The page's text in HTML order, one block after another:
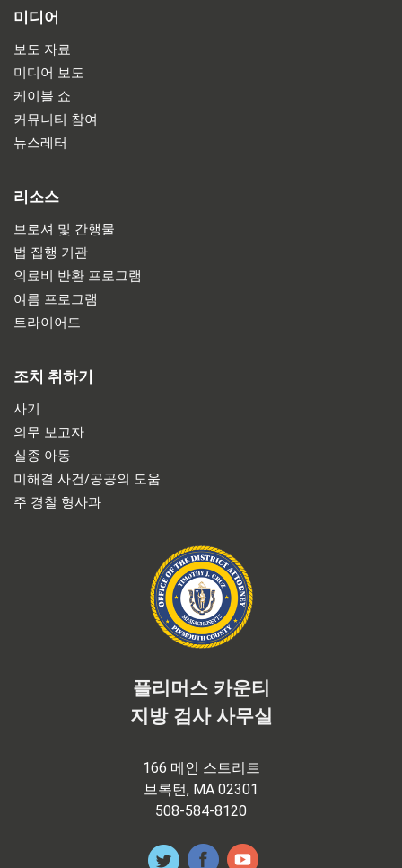
미디어
보도 자료
미디어 보도
케이블 쇼
커뮤니티 참여
뉴스레터
리소스
브로셔 및 간행물
법 집행 기관
의료비 반환 프로그램
여름 프로그램
트라이어드
조치 취하기
사기
의무 보고자
실종 아동
미해결 사건/공공의 도움
주 경찰 형사과
플리머스 카운티
지방 검사 사무실
166 메인 스트리트
브록턴, MA 02301
508-584-8120